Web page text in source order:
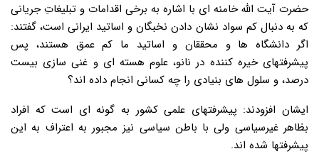
حضرت آیت الله خامنه ای با اشاره به برخی اقدامات و تبلیغاتِ جریانی
که به دنبال کم سواد نشان دادن نخبگان و اساتید ایرانی است، گفتند:
اگر دانشگاه ها و محققان و اساتید ما کم عمق هستند، پس
پیشرفتهای خیره کننده در نانو، علوم هسته ای و غنی سازی بیست
درصد، و سلول های بنیادی را چه کسانی انجام داده اند؟
ایشان افزودند: پیشرفتهای علمی کشور به گونه ای است که افراد
بظاهر غیرسیاسی ولی با باطن سیاسی نیز مجبور به اعتراف به این
پیشرفتها شده اند.